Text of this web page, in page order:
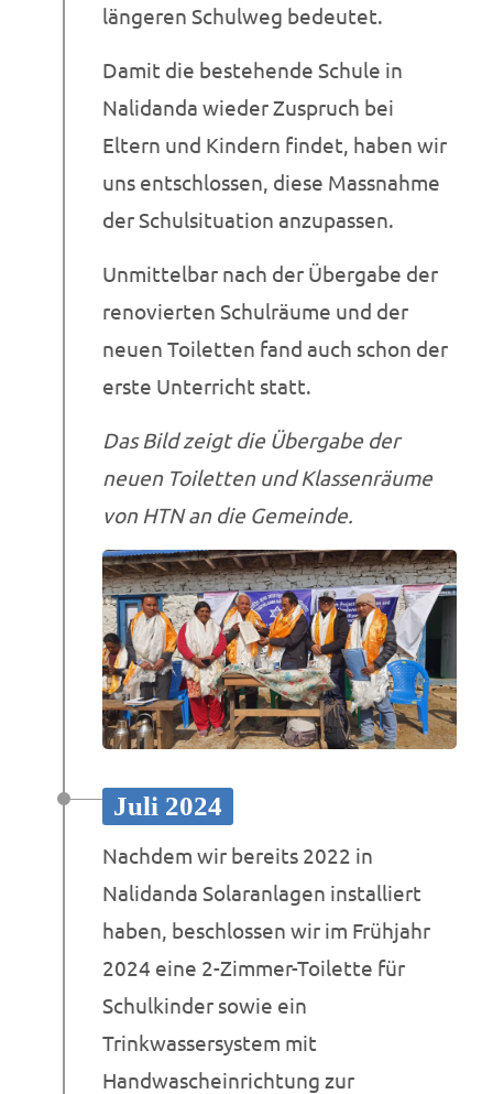
längeren Schulweg bedeutet.
Damit die bestehende Schule in
Nalidanda wieder Zuspruch bei
Eltern und Kindern findet, haben wir
uns entschlossen, diese Massnahme
der Schulsituation anzupassen.
Unmittelbar nach der Übergabe der
renovierten Schulräume und der
neuen Toiletten fand auch schon der
erste Unterricht statt.
Das Bild zeigt die Übergabe der
neuen Toiletten und Klassenräume
von HTN an die Gemeinde.
Juli 2024
Nachdem wir bereits 2022 in
Nalidanda Solaranlagen installiert
haben, beschlossen wir im Frühjahr
2024 eine 2-Zimmer-Toilette für
Schulkinder sowie ein
Trinkwassersystem mit
Handwascheinrichtung zur